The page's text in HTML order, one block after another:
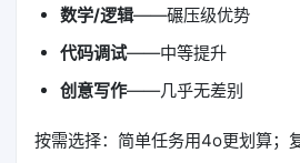
数学/逻辑——碾压级优势
代码调试——中等提升
创意写作——几乎无差别
按需选择：简单任务用4o更划算；